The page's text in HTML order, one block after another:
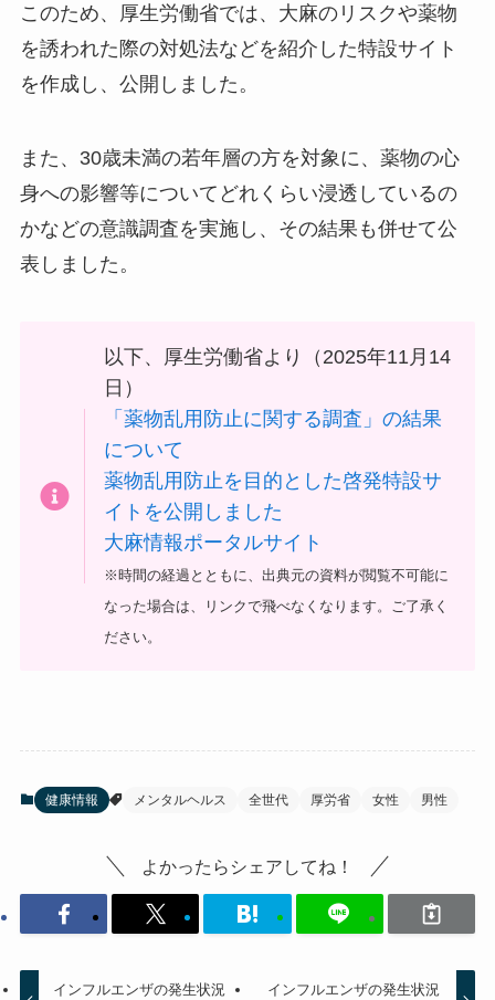
このため、厚生労働省では、大麻のリスクや薬物
を誘われた際の対処法などを紹介した特設サイト
を作成し、公開しました。
また、30歳未満の若年層の方を対象に、薬物の心
身への影響等についてどれくらい浸透しているの
かなどの意識調査を実施し、その結果も併せて公
表しました。
以下、厚生労働省より（2025年11月14
日）
「薬物乱用防止に関する調査」の結果
について
薬物乱用防止を目的とした啓発特設サ
イトを公開しました
大麻情報ポータルサイト
※時間の経過とともに、出典元の資料が閲覧不可能に
なった場合は、リンクで飛べなくなります。ご了承く
ださい。
健康情報 メンタルヘルス 全世代 厚労省 女性 男性
よかったらシェアしてね！
インフルエンザの発生状況
インフルエンザの発生状況